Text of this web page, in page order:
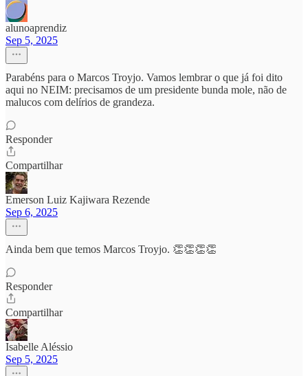
alunoaprendiz
Sep 5, 2025
Parabéns para o Marcos Troyjo. Vamos lembrar o que já foi dito
aqui no NEIM: precisamos de um presidente bunda mole, não de
malucos com delírios de grandeza.
Responder
Compartilhar
Emerson Luiz Kajiwara Rezende
Sep 6, 2025
Ainda bem que temos Marcos Troyjo. 👏👏👏👏
Responder
Compartilhar
Isabelle Aléssio
Sep 5, 2025